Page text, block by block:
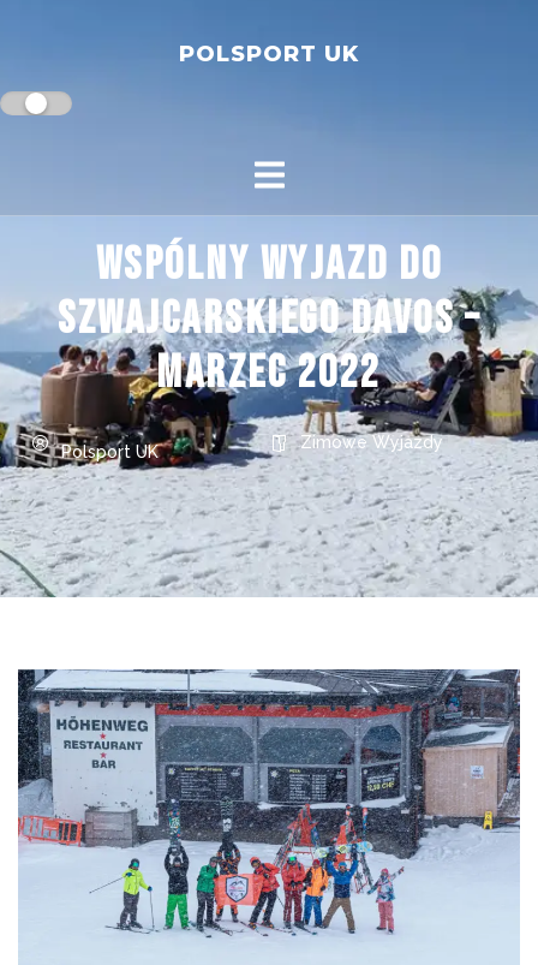
POLSPORT UK
Wspólny wyjazd do
szwajcarskiego Davos –
marzec 2022
Polsport UK Zimowe Wyjazdy